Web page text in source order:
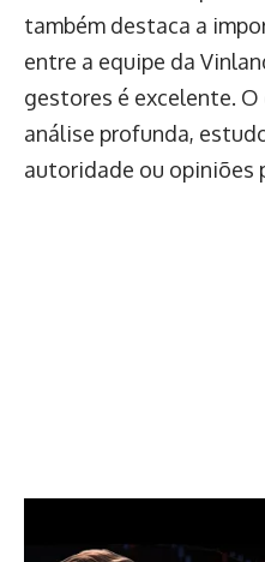
também destaca a
entre a equipe da
gestores é excelente.
análise profunda,
autoridade ou opiniões